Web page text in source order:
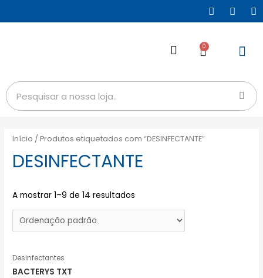
0
Início / Produtos etiquetados com “DESINFECTANTE”
DESINFECTANTE
A mostrar 1–9 de 14 resultados
Desinfectantes
BACTERYS TXT